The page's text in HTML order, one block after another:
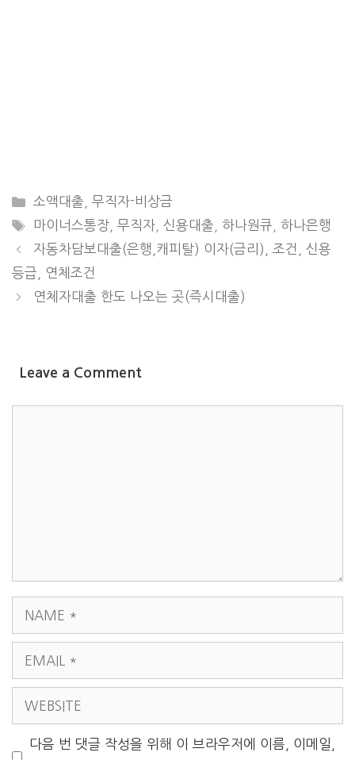
CATEGORIES
소액대출 ,무직자-비상금
TAGS
마이너스통장 ,무직자 ,신용대출 하나원큐
하나은행
자동차담보대출(은행,캐피탈) 이자(금리), 조건, 신용
등급, 연체조건
연체자대출 한도 나오는 곳(즉시대출)
Leave a Comment
다음 번 댓글 작성을 위해 이 브라우저에 이름, 이메일,